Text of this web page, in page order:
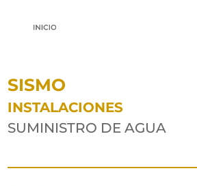
SISMO
INSTALACIONES
SUMINISTRO DE AGUA